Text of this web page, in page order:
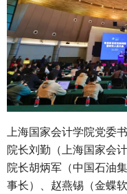
上海国家会计学院党委
院长刘勤（上海国家会
院长胡炳军（中国石油
事长）、赵燕锡（金蝶